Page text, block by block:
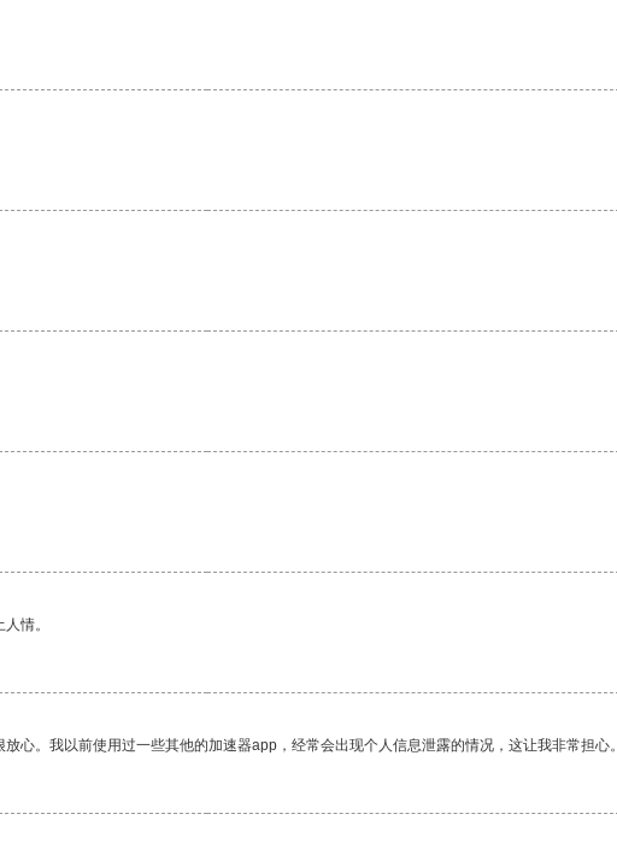
情。
心。我以前使用过一些其他的加速器app，经常会出现个人信息泄露的情况，这让我非常担心。